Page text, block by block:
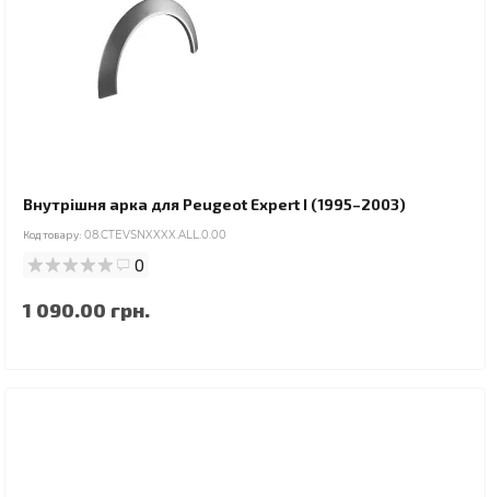
Внутрішня арка для Peugeot Expert I (1995–2003)
Код товару: 08.CTEVSNXXXX.ALL.0.00
0
1 090.00 грн.